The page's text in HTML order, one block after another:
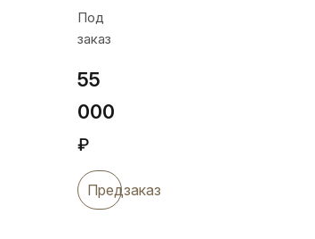
Кор020б
Под
заказ
55
000
₽
Предзаказ